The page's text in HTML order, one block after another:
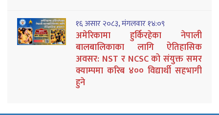
१६ असार २०८३, मंगलवार १४:०९
अमेरिकामा हुर्किरहेका नेपाली
बालबालिकाका लागि ऐतिहासिक
अवसर: NST र NCSC को संयुक्त समर
क्याम्पमा करिब ४०० विद्यार्थी सहभागी
हुने